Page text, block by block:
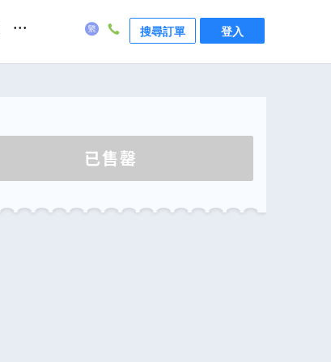
... 搜尋訂單 登入
已售罄